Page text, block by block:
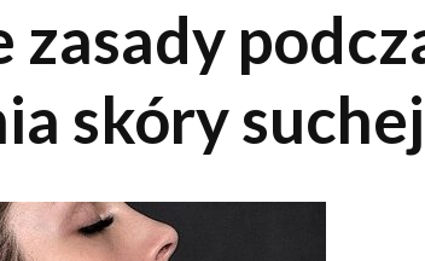
skóry suchej